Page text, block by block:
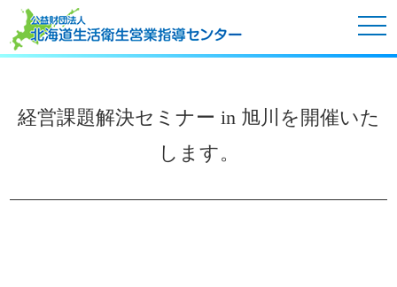
経営課題解決セミナー in 旭川を開催いた
します。